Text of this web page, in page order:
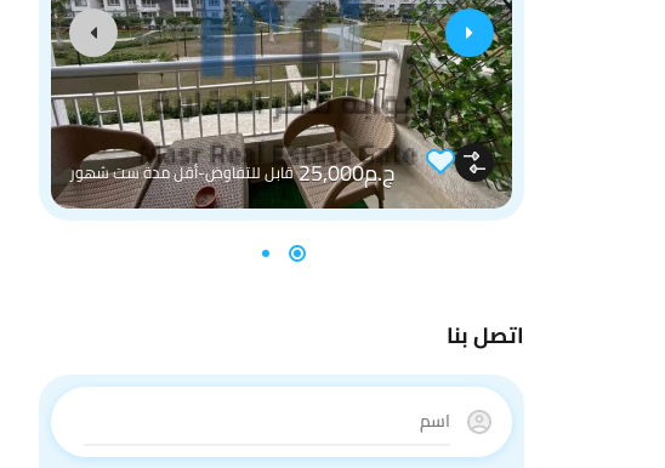
ج.م25,000 قابل للتفاوض-أقل مدة ست شهور
اتصل بنا